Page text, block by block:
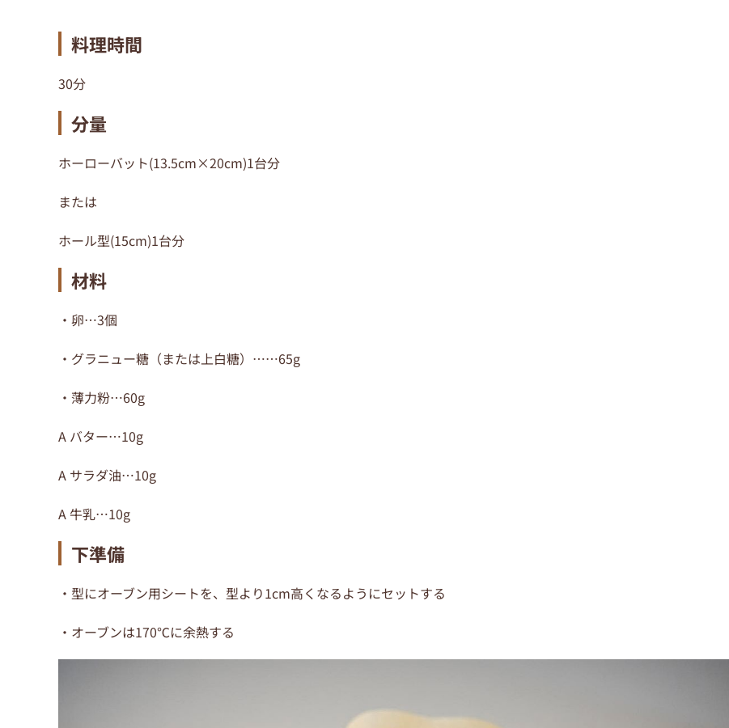
料理時間
30分
分量
ホーローバット(13.5cm×20cm)1台分
または
ホール型(15cm)1台分
材料
・卵…3個
・グラニュー糖（または上白糖）……65g
・薄力粉…60g
A バター…10g
A サラダ油…10g
A 牛乳…10g
下準備
・型にオーブン用シートを、型より1cm高くなるようにセットする
・オーブンは170℃に余熱する